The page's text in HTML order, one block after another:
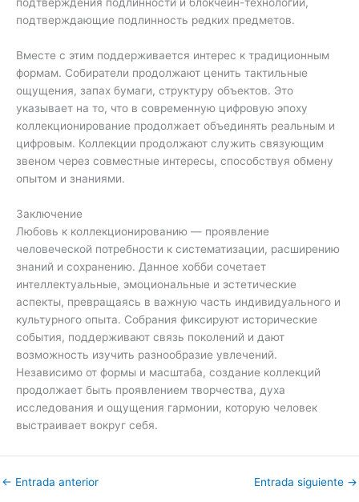
подтверждающие подлинность редких предметов.
Вместе с этим поддерживается интерес к традиционным
формам. Собиратели продолжают ценить тактильные
ощущения, запах бумаги, структуру объектов. Это
указывает на то, что в современную цифровую эпоху
коллекционирование продолжает объединять реальным и
цифровым. Коллекции продолжают служить связующим
звеном через совместные интересы, способствуя обмену
опытом и знаниями.
Заключение
Любовь к коллекционированию — проявление
человеческой потребности к систематизации, расширению
знаний и сохранению. Данное хобби сочетает
интеллектуальные, эмоциональные и эстетические
аспекты, превращаясь в важную часть индивидуального и
культурного опыта. Собрания фиксируют исторические
события, поддерживают связь поколений и дают
возможность изучить разнообразие увлечений.
Независимо от формы и масштаба, создание коллекций
продолжает быть проявлением творчества, духа
исследования и ощущения гармонии, которую человек
выстраивает вокруг себя.
← Entrada anterior Entrada siguiente →